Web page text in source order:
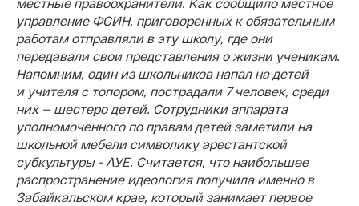
управление ФСИН, приговоренных к обязательным
работам отправляли в эту школу, где они
передавали свои представления о жизни ученикам.
Напомним, один из школьников напал на детей
и учителя с топором, пострадали 7 человек, среди
них — шестеро детей. Сотрудники аппарата
уполномоченного по правам детей заметили на
школьной мебели символику арестантской
субкультуры - АУЕ. Считается, что наибольшее
распространение идеология получила именно в
Забайкальском крае, который занимает первое